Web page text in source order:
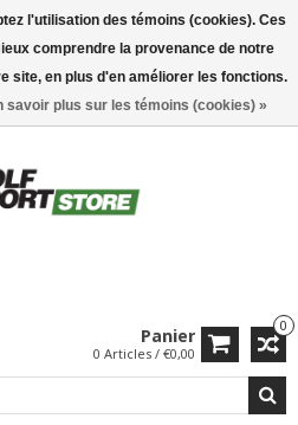
0
Panier
0 Articles / €0,00
l'utilisation des témoins (cookies). Ces
comprendre la provenance de notre
site, en plus d'en améliorer les fonctions.
savoir plus sur les témoins (cookies) »